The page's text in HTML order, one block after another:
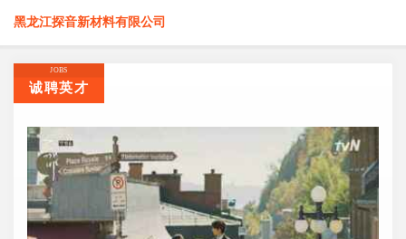
黑龙江探音新材料有限公司
JOBS
诚聘英才